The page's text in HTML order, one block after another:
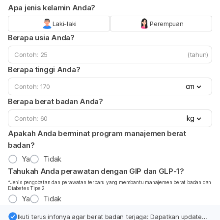
Apa jenis kelamin Anda?
Laki-laki Perempuan
Berapa usia Anda?
(tahun)
Berapa tinggi Anda?
cm
Berapa berat badan Anda?
kg
Apakah Anda berminat program manajemen berat
badan?
Ya
Tidak
Tahukah Anda perawatan dengan GIP dan GLP-1?
*Jenis pengobatan dan perawatan terbaru yang membantu manajemen berat badan dan
Diabetes Tipe 2
Ya Tidak
Ikuti terus infonya agar berat badan terjaga: Dapatkan update